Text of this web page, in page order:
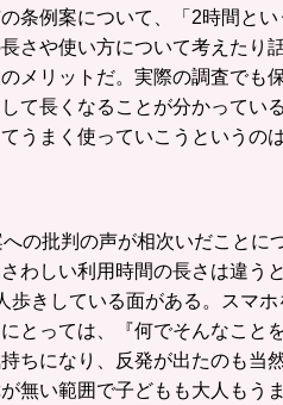
条例案について、「2時間とい
さや使い方について考えたり
メリットだ。実際の調査でも
て長くなることが分かってい
うまく使っていこうというの
の批判の声が相次いだことに
わしい利用時間の長さは違う
歩きしている面がある。スマ
とっては、『何でそんなこと
ちになり、反発が出たのも当
無い範囲で子どもも大人もう